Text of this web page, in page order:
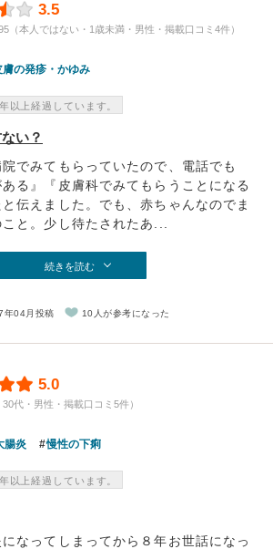
3.5
（本人ではない・1歳未満・男性・掲載口コミ4件）
膚の発疹・かゆみ
以上経過しています。
い？
でみてもらっていたので、電話でも
ある』『皮膚科でみてもらうことになる
伝えました。でも、赤ちゃんなのでま
と。少し待たされたあ...
続きを読む
04月投稿 10人が参考になった
5.0
代・男性・掲載口コミ5件）
腸炎 慢性の下痢
以上経過しています。
なってしまってから８年お世話になっ